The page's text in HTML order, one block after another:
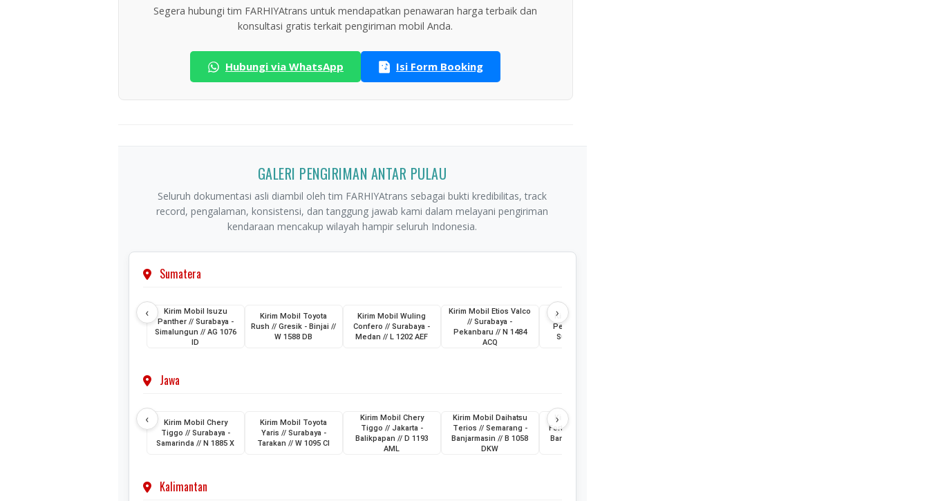
Segera hubungi tim FARHIYAtrans untuk mendapatkan penawaran harga terbaik dan
konsultasi gratis terkait pengiriman mobil Anda.
Hubungi via WhatsApp Isi Form Booking
GALERI PENGIRIMAN ANTAR PULAU
Seluruh dokumentasi asli diambil oleh tim FARHIYAtrans sebagai bukti kredibilitas, track
record, pengalaman, konsistensi, dan tanggung jawab kami dalam melayani pengiriman
kendaraan mencakup wilayah hampir seluruh Indonesia.
Sumatera
‹
Kirim Mobil Isuzu
Panther // Surabaya -
Simalungun // AG 1076
ID
Kirim Mobil Toyota
Rush // Gresik - Binjai //
W 1588 DB
Kirim Mobil Wuling
Confero // Surabaya -
Medan // L 1202 AEF
Kirim Mobil Etios Valco
// Surabaya -
Pekanbaru // N 1484
ACQ
Kirim Truk Skylift //
Pemkot Pagar Alam
Sumatera Selatan
›
Jawa
‹
Kirim Mobil Chery
Tiggo // Surabaya -
Samarinda // N 1885 X
Kirim Mobil Toyota
Yaris // Surabaya -
Tarakan // W 1095 CI
Kirim Mobil Chery
Tiggo // Jakarta -
Balikpapan // D 1193
AML
Kirim Mobil Daihatsu
Terios // Semarang -
Banjarmasin // B 1058
DKW
Kirim Mobil Toyota
Fortuner // Surabaya -
Banjarmasin // L 1965
›
Kalimantan